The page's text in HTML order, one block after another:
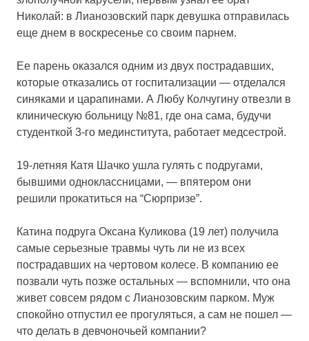
Николай: в Лианозовский парк девушка отправилась
еще днем в воскресенье со своим парнем.
Ее парень оказался одним из двух пострадавших,
которые отказались от госпитализации — отделался
синяками и царапинами. А Любу Колчугину отвезли в
клиническую больницу №81, где она сама, будучи
студенткой 3-го мединститута, работает медсестрой.
19-летняя Катя Шачко ушла гулять с подругами,
бывшими одноклассницами, — впятером они
решили прокатиться на “Сюрпризе”.
Катина подруга Оксана Куликова (19 лет) получила
самые серьезные травмы чуть ли не из всех
пострадавших на чертовом колесе. В компанию ее
позвали чуть позже остальных — вспомнили, что она
живет совсем рядом с Лианозовским парком. Муж
спокойно отпустил ее прогуляться, а сам не пошел —
что делать в девчоночьей компании?